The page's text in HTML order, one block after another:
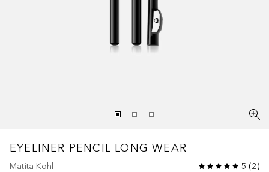
EYELINER PENCIL LONG WEAR
Matita Kohl 5 (2)